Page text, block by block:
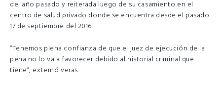
del año pasado y reiterada luego de su casamiento en el
centro de salud privado donde se encuentra desde el pasado
17 de septiembre del 2016.
“Tenemos plena confianza de que el juez de ejecución de la
pena no lo va a favorecer debido al historial criminal que
tiene”, externó veras.